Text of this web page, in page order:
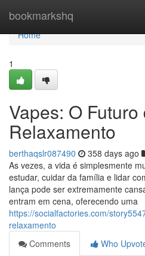
bookmarkshq
Home
Home
1
Vapes: O Futuro
Relaxamento
berthaqslr087490 358 days ago
As vezes, a vida é simplesmente
estudar, cuidar da família e lidar
lança pode ser extremamente
entram em cena, oferecendo uma
https://socialfactories.com/
relaxamento
Comments
Who